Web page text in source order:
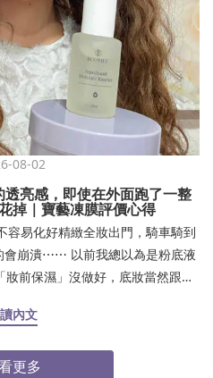
08-02
亮感，即使在外面跑了一整
掉｜寶藝凍膜評價心得
容易化好精緻全妝出門，騎車騎到
會崩潰⋯⋯ 以前我總以為是粉底液
前保濕」沒做好，底妝當然跟皮
的好尷尬。後來我調整了妝前步
濕）或是也可以在前一晚厚敷 30
內文
更多